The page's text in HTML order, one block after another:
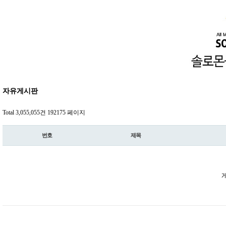
자유게시판
Total 3,055,055건 192175 페이지
번호 제목